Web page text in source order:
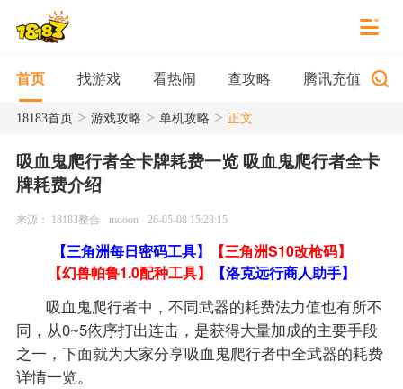
首页 找游戏 看热闹 查攻略 腾讯充值
18183首页> 游戏攻略 > 单机攻略 > 正文
吸血鬼爬行者全卡牌耗费一览 吸血鬼爬行者全卡
牌耗费介绍
来源： 18183整合 mooon 26-05-08 15:28:15
【三角洲每日密码工具】
【三角洲S10改枪码】
【幻兽帕鲁1.0配种工具】
【洛克远行商人助手】
吸血鬼爬行者中，不同武器的耗费法力值也有所不
同，从0~5依序打出连击，是获得大量加成的主要手段
之一，下面就为大家分享吸血鬼爬行者中全武器的耗费
详情一览。